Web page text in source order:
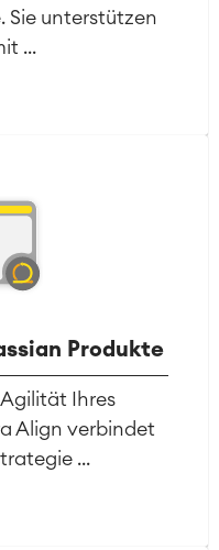
Sie unterstützen
...
Produkte
Agilität Ihres
Align verbindet
...